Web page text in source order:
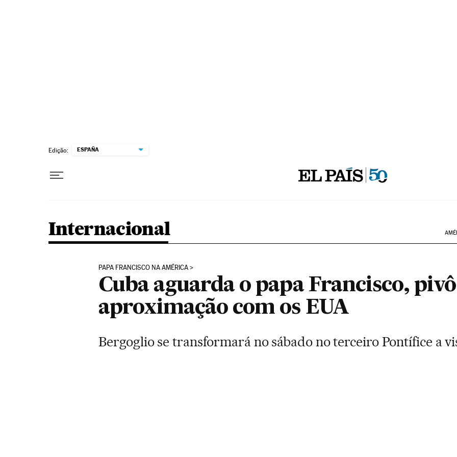
Edição: ESPAÑA
Internacional
PAPA FRANCISCO NA AMÉRICA
Cuba aguarda o papa Francisco,
aproximação com os EUA
Bergoglio se transformará no sábado no terceiro Pontífice a